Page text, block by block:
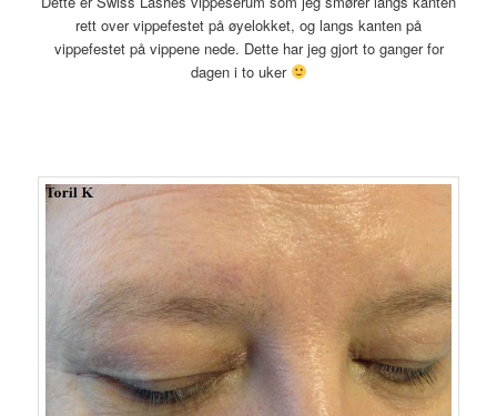
rett over vippefestet på øyelokket, og langs kanten på
vippefestet på vippene nede. Dette har jeg gjort to ganger for
dagen i to uker